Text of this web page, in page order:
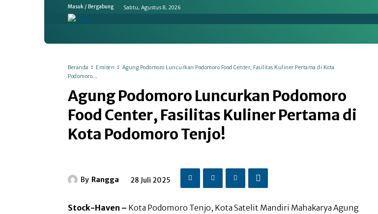
Masuk / Bergabung Sabtu, Agustus 8, 2026
Beranda Emiten
Agung Podomoro Luncurkan Podomoro Food Center, Fasilitas Kuliner Pertama di Kota
Podomoro...
Agung Podomoro Luncurkan Podomoro
Food Center, Fasilitas Kuliner Pertama di
Kota Podomoro Tenjo!
By Rangga 28 Juli 2025
Stock-Haven – Kota Podomoro Tenjo, Kota Satelit Mandiri Mahakarya Agung